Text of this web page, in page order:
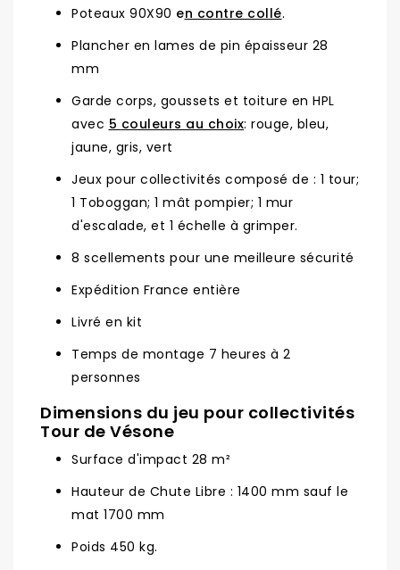
Poteaux 90X90 en contre collé.
Plancher en lames de pin épaisseur 28
mm
Garde corps, goussets et toiture en HPL
avec 5 couleurs au choix: rouge, bleu,
jaune, gris, vert
Jeux pour collectivités composé de : 1 tour;
1 Toboggan; 1 mât pompier; 1 mur
d'escalade, et 1 échelle à grimper.
8 scellements pour une meilleure sécurité
Expédition France entière
Livré en kit
Temps de montage 7 heures à 2
personnes
Dimensions du jeu pour collectivités
Tour de Vésone
Surface d'impact 28 m²
Hauteur de Chute Libre : 1400 mm sauf le
mat 1700 mm
Poids 450 kg.